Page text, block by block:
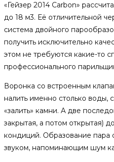
«Гейзер 2014 Carbon»
до 18 м3. Её отличительной
система двойного
получить исключительно
этом не требуются какие-то
профессионального
Воронка со встроенным
налить именно столько воды,
«залить» камни. А две
закрытая, а потом открытая)
кондиций. Образование пара
звуком, напоминающим шум